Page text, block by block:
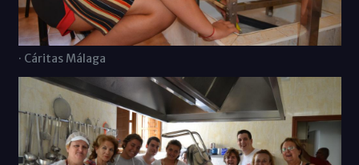
· Cáritas Málaga